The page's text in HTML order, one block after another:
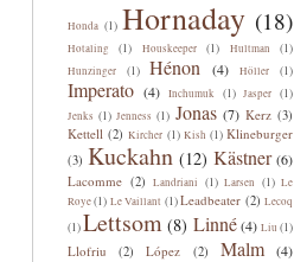
Honda (1) Hornaday (18)
Hotaling (1) Houskeeper (1) Hultman (1)
Hunzinger (1) Hénon (4) Höller (1)
Imperato (4) Inchumuk (1) Jasper (1)
Jenks (1) Jenness (1) Jonas (7) Kerz (3)
Kettell (2) Kircher (1) Kish (1) Klineburger
(3) Kuckahn (12) Kästner (6)
Lacomme (2) Landriani (1) Larsen (1) Le
Roye (1) Le Vaillant (1)Leadbeater (2) Lecoq
(1)Lettsom (8) Linné (4) Liu (1)
Llofriu (2) López (2) Malm (4)